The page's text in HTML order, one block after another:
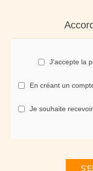
J'accepte la
En créant un
Je souhaite